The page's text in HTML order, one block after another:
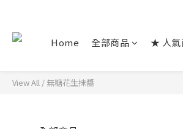
Home 全部商品 ★ 人
View All / 無糖花生抹醬